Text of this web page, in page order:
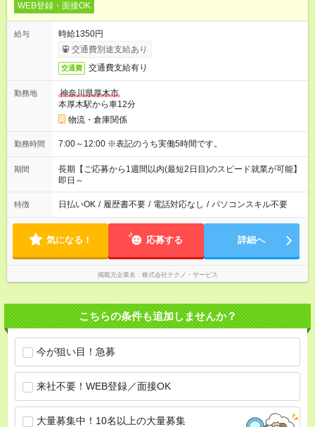
WEB登録・面接OK
給与
時給1350円
交通費別途支給あり
交通費 交通費支給有り
勤務地
神奈川県厚木市
本厚木駅から車12分
物流・倉庫関係
勤務時間 7:00～12:00 ※表記のうち実働5時間です。
期間
長期【ご応募から1週間以内(最短2日目)のスピード就業が可能】
即日～
特徴 日払いOK / 履歴書不要 / 電話対応なし / パソコンスキル不要
気になる！ 応募する 詳細へ
掲載元企業名 株式会社テクノ・サービス
こちらの条件も追加しませんか？
今が狙い目！急募
来社不要！WEB登録／面接OK
大量募集中！10名以上の大量募集